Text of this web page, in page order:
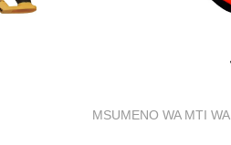
MSUMENO WA MTI WA